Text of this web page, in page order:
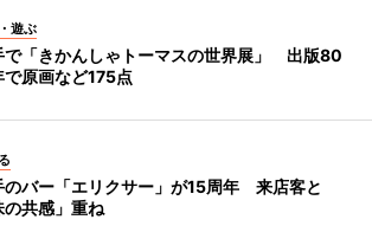
遊ぶ
で「きかんしゃトーマスの世界展」 出版80
で原画など175点
のバー「エリクサー」が15周年 来店客と
の共感」重ね